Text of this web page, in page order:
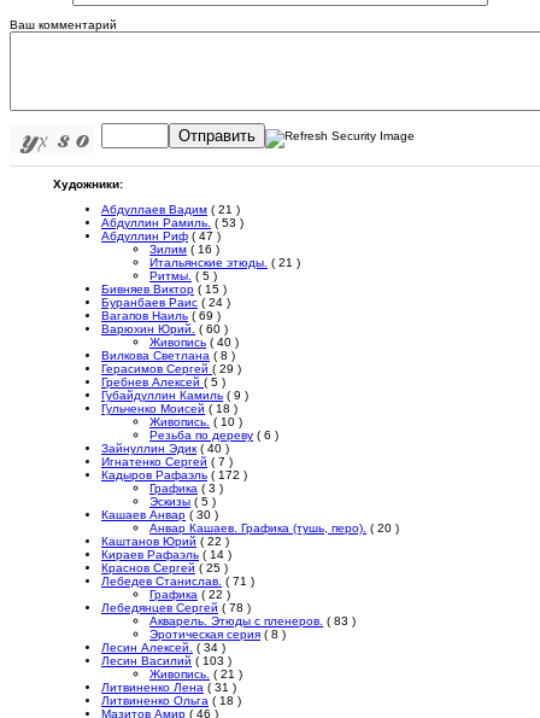
Ваш комментарий
Отправить
Художники:
Абдуллаев Вадим ( 21 )
Абдуллин Рамиль. ( 53 )
Абдуллин Риф ( 47 )
Зилим ( 16 )
Итальянские этюды. ( 21 )
Ритмы. ( 5 )
Бивняев Виктор ( 15 )
Буранбаев Раис ( 24 )
Вагапов Наиль ( 69 )
Варюхин Юрий. ( 60 )
Живопись ( 40 )
Вилкова Светлана ( 8 )
Герасимов Сергей ( 29 )
Гребнев Алексей ( 5 )
Губайдуллин Камиль ( 9 )
Гульченко Моисей ( 18 )
Живопись. ( 10 )
Резьба по дереву ( 6 )
Зайнуллин Эдик ( 40 )
Игнатенко Сергей ( 7 )
Кадыров Рафаэль ( 172 )
Графика ( 3 )
Эскизы ( 5 )
Кашаев Анвар ( 30 )
Анвар Кашаев. Графика (тушь, перо). ( 20 )
Каштанов Юрий ( 22 )
Кираев Рафаэль ( 14 )
Краснов Сергей ( 25 )
Лебедев Станислав. ( 71 )
Графика ( 22 )
Лебедянцев Сергей ( 78 )
Акварель. Этюды с пленеров. ( 83 )
Эротическая серия ( 8 )
Лесин Алексей. ( 34 )
Лесин Василий ( 103 )
Живопись. ( 21 )
Литвиненко Лена ( 31 )
Литвиненко Ольга ( 18 )
Мазитов Амир ( 46 )